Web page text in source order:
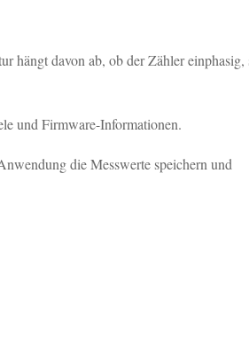
hängt davon ab, ob der Zähler einphasig,
und Firmware-Informationen.
die Messwerte speichern und